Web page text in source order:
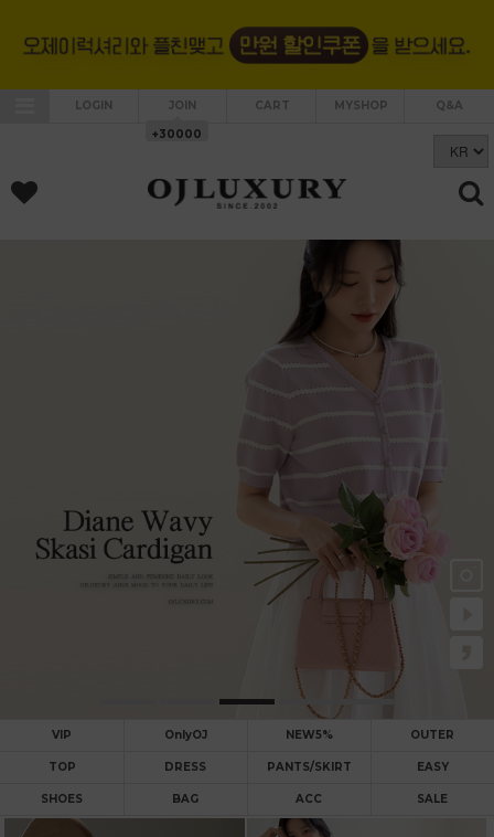
LOGIN JOIN
+30000
CART MYSHOP Q&A
VIP OnlyOJ NEW5% OUTER
TOP DRESS PANTS/SKIRT EASY
SHOES BAG ACC SALE